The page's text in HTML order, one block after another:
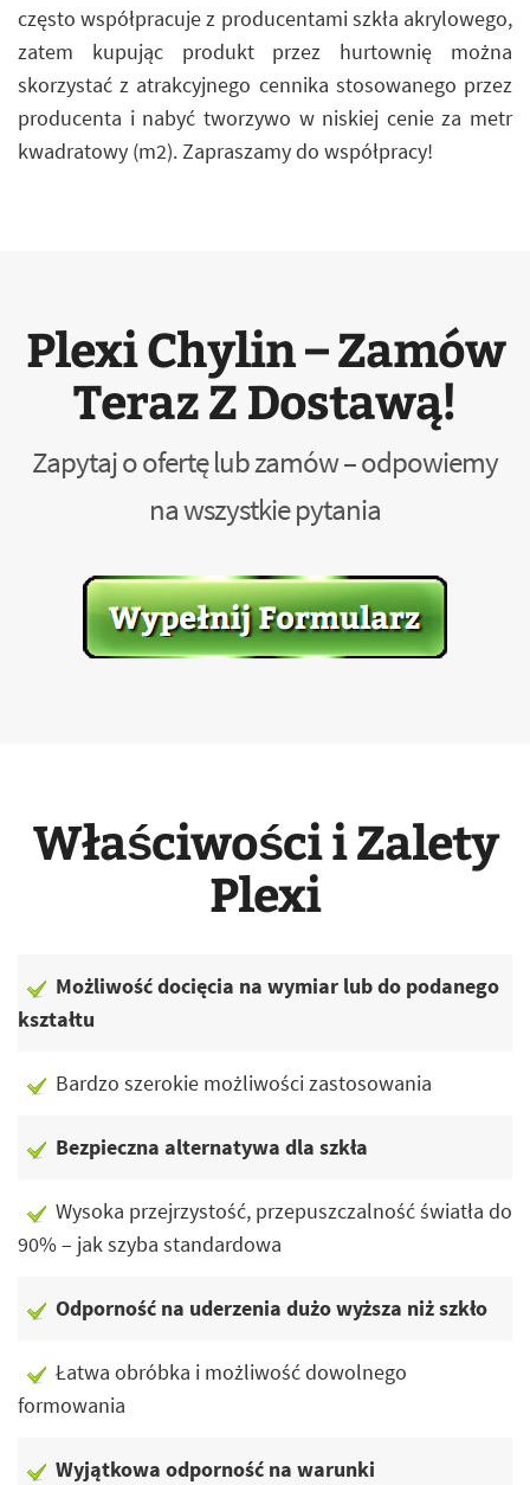
często współpracuje z producentami szkła akrylowego,
zatem kupując produkt przez hurtownię można
skorzystać z atrakcyjnego cennika stosowanego przez
producenta i nabyć tworzywo w niskiej cenie za metr
kwadratowy (m2). Zapraszamy do współpracy!
Plexi Chylin – Zamów
Teraz Z Dostawą!
Zapytaj o ofertę lub zamów – odpowiemy
na wszystkie pytania
Właściwości i Zalety
Plexi
Możliwość docięcia na wymiar lub do podanego
kształtu
Bardzo szerokie możliwości zastosowania
Bezpieczna alternatywa dla szkła
Wysoka przejrzystość, przepuszczalność światła do
90% – jak szyba standardowa
Odporność na uderzenia dużo wyższa niż szkło
Łatwa obróbka i możliwość dowolnego
formowania
Wyjątkowa odporność na warunki